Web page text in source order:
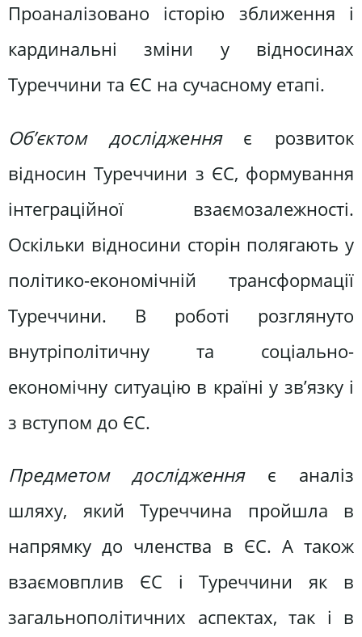
Проаналізовано історію зближення і
кардинальні зміни у відносинах
Туреччини та ЄС на сучасному етапі.
Об’єктом дослідження є розвиток
відносин Туреччини з ЄС, формування
інтеграційної взаємозалежності.
Оскільки відносини сторін полягають у
політико-економічній трансформації
Туреччини. В роботі розглянуто
внутріполітичну та соціально-
економічну ситуацію в країні у зв’язку і
з вступом до ЄС.
Предметом дослідження є аналіз
шляху, який Туреччина пройшла в
напрямку до членства в ЄС. А також
взаємовплив ЄС і Туреччини як в
загальнополітичних аспектах, так і в